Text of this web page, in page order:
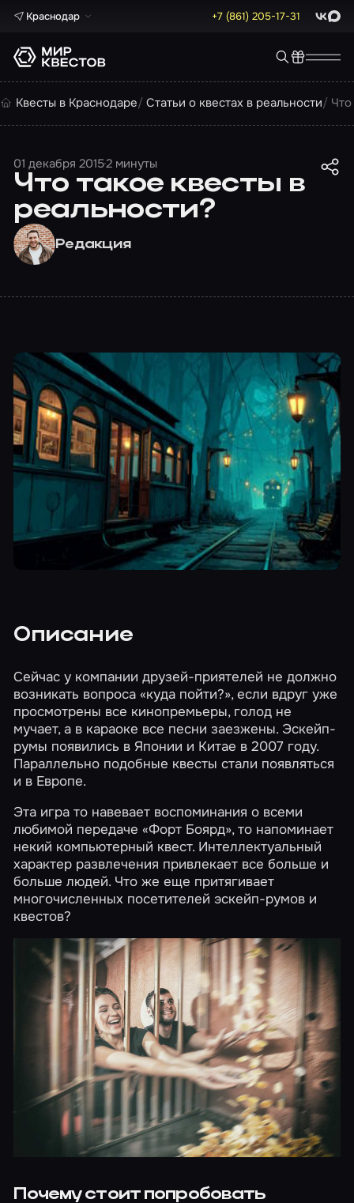
Краснодар +7 (861) 205-17-31 Max
Квесты в Краснодаре Статьи о квестах в реальности
01 декабря 20152 минуты
Что такое квесты в
реальности?
Редакция
Описание
Сейчас у компании друзей-приятелей не должно
возникать вопроса «куда пойти?», если вдруг уже
просмотрены все кинопремьеры, голод не
мучает, а в караоке все песни заезжены. Эскейп-
румы появились в Японии и Китае в 2007 году.
Параллельно подобные квесты стали появляться
и в Европе.
Эта игра то навевает воспоминания о всеми
любимой передаче «Форт Боярд», то напоминает
некий компьютерный квест. Интеллектуальный
характер развлечения привлекает все больше и
больше людей. Что же еще притягивает
многочисленных посетителей эскейп-румов и
квестов?
Почему стоит попробовать